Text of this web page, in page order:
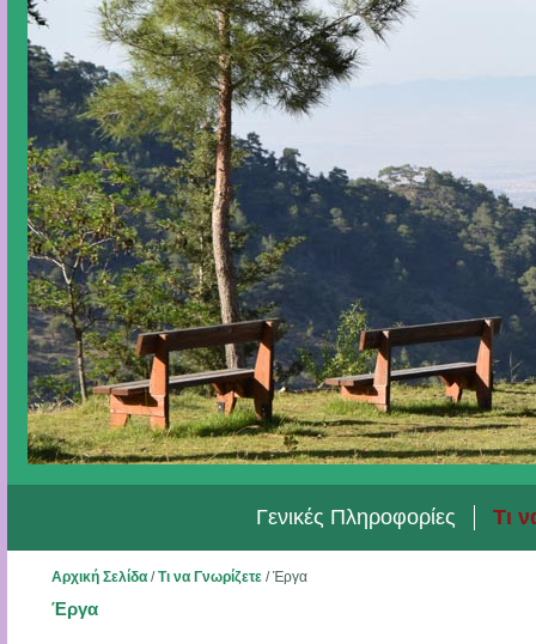
Γενικές Πληροφορίες Τι
Αρχική Σελίδα/Τι να Γνωρίζετε/Έργα
Έργα